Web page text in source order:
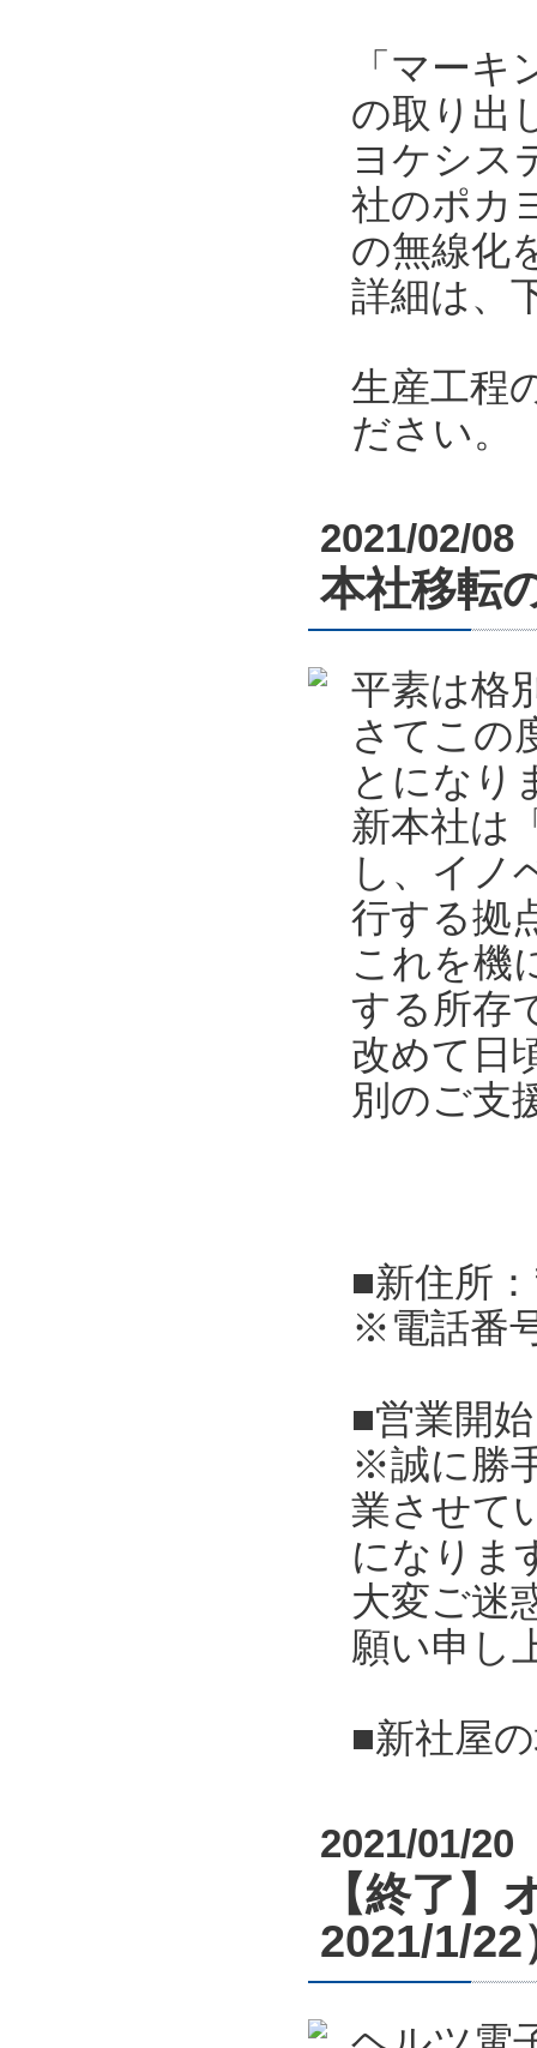
「マー
の取り出
ヨケシス
社のポカ
の無線化
詳細は、
生産工程
ださい。
2021/02/08
本社移転
平素は格
さてこの
とになり
新本社は
し、イノ
行する拠
これを機
する所存
改めて日
別のご支
■新住所
※電話番
■営業開
※誠に勝
業させて
になりま
大変ご迷
願い申し
■新社屋
2021/01/20
【終了
2021/1/22